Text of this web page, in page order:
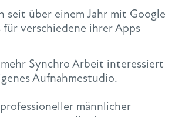
seit über einem Jahr mit Google
für verschiedene ihrer Apps
Synchro Arbeit interessiert
Aufnahmestudio.
männlicher